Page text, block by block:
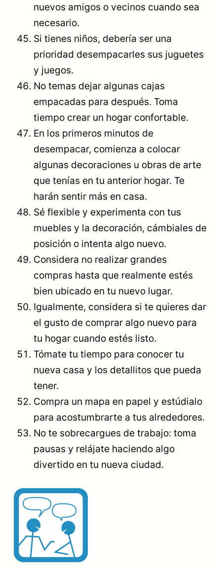
nuevos amigos o vecinos cuando sea
necesario.
Si tienes niños, debería ser una
prioridad desempacarles sus juguetes
y juegos.
No temas dejar algunas cajas
empacadas para después. Toma
tiempo crear un hogar confortable.
En los primeros minutos de
desempacar, comienza a colocar
algunas decoraciones u obras de arte
que tenías en tu anterior hogar. Te
harán sentir más en casa.
Sé flexible y experimenta con tus
muebles y la decoración, cámbiales de
posición o intenta algo nuevo.
Considera no realizar grandes
compras hasta que realmente estés
bien ubicado en tu nuevo lugar.
Igualmente, considera si te quieres dar
el gusto de comprar algo nuevo para
tu hogar cuando estés listo.
Tómate tu tiempo para conocer tu
nueva casa y los detallitos que pueda
tener.
Compra un mapa en papel y estúdialo
para acostumbrarte a tus alrededores.
No te sobrecargues de trabajo: toma
pausas y relájate haciendo algo
divertido en tu nueva ciudad.